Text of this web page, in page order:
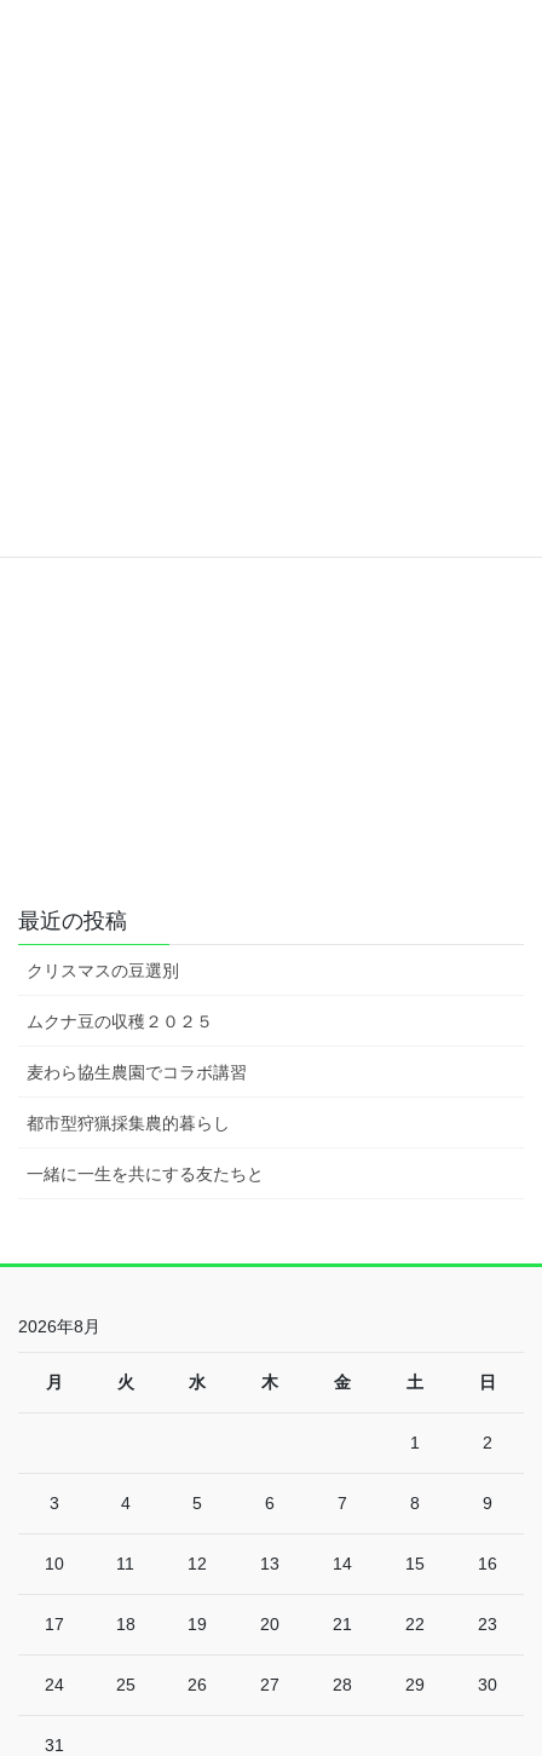
最近の投稿
クリスマスの豆選別
ムクナ豆の収穫２０２５
麦わら協生農園でコラボ講習
都市型狩猟採集農的暮らし
一緒に一生を共にする友たちと
2026年8月
月 火 水 木 金 土 日
1 2
3 4 5 6 7 8 9
10 11 12 13 14 15 16
17 18 19 20 21 22 23
24 25 26 27 28 29 30
31